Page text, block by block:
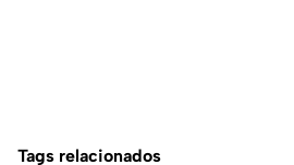
Tags relacionados